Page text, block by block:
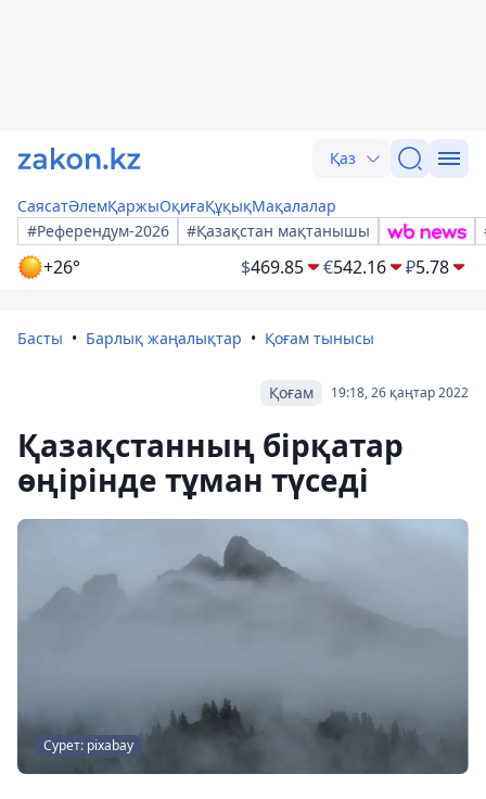
Қаз
СаясатӘлемҚаржыОқиғаҚұқықМақалалар
#Референдум-2026
#Қазақстан мақтанышы
+26° $469.85 €542.16 ₽5.78
Басты Барлық жаңалықтар Қоғам тынысы
19:18, 26 қаңтар 2022
Қоғам
Қазақстанның бірқатар
өңірінде тұман түседі
Сурет: pixabay